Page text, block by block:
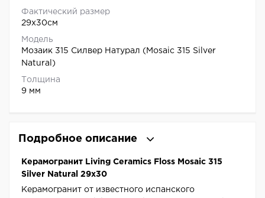
Фактический размер
29x30см
Модель
Мозаик 315 Силвер Натурал (Mosaic 315 Silver
Natural)
Толщина
9 мм
Подробное описание
Керамогранит Living Ceramics Floss Mosaic 315
Silver Natural 29x30
Керамогранит от известного испанского